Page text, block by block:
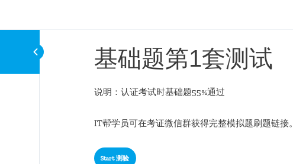
基础题第1套测试
说明：认证考试时基础题55%通过
IT帮学员可在考证微信群获得完整模拟题刷题链接。